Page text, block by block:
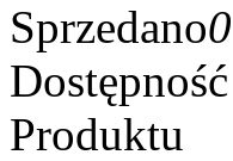
Sprzedano0
Dostępność
Produktu